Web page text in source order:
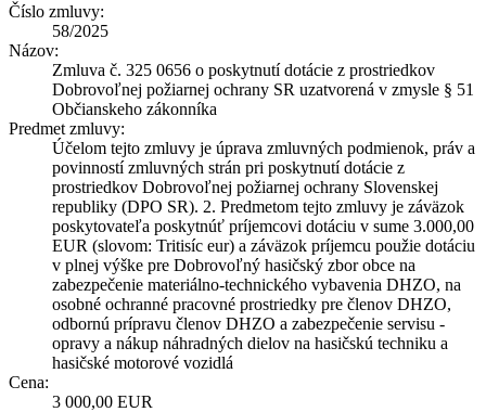
Číslo zmluvy:
58/2025
Názov:
Zmluva č. 325 0656 o poskytnutí dotácie z prostriedkov
Dobrovoľnej požiarnej ochrany SR uzatvorená v zmysle § 51
Občianskeho zákonníka
Predmet zmluvy:
Účelom tejto zmluvy je úprava zmluvných podmienok, práv a
povinností zmluvných strán pri poskytnutí dotácie z
prostriedkov Dobrovoľnej požiarnej ochrany Slovenskej
republiky (DPO SR). 2. Predmetom tejto zmluvy je záväzok
poskytovateľa poskytnúť príjemcovi dotáciu v sume 3.000,00
EUR (slovom: Tritisíc eur) a záväzok príjemcu použie dotáciu
v plnej výške pre Dobrovoľný hasičský zbor obce na
zabezpečenie materiálno-technického vybavenia DHZO, na
osobné ochranné pracovné prostriedky pre členov DHZO,
odbornú prípravu členov DHZO a zabezpečenie servisu -
opravy a nákup náhradných dielov na hasičskú techniku a
hasičské motorové vozidlá
Cena:
3 000,00 EUR